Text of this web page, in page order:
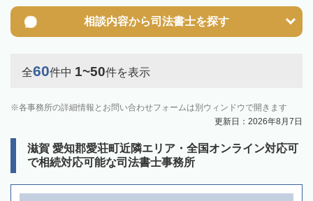
相談内容から司法書士を探す
全60件中 1~50件を表示
各事務所の詳細情報とお問い合わせフォームは別ウィンドウで開きます
更新日：2026年8月7日
滋賀 愛知郡愛荘町近隣エリア・全国オンライン対応可
で相続対応可能な司法書士事務所